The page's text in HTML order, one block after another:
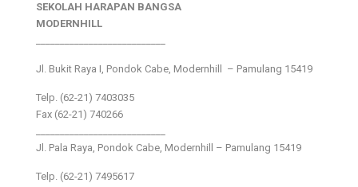
SEKOLAH HARAPAN BANGSA
MODERNHILL
Jl. Bukit Raya I, Pondok Cabe, Modernhill – Pamulang 15419
Telp. (62-21) 7403035
Fax (62-21) 740266
Jl. Pala Raya, Pondok Cabe, Modernhill – Pamulang 15419
Telp. (62-21) 7495617